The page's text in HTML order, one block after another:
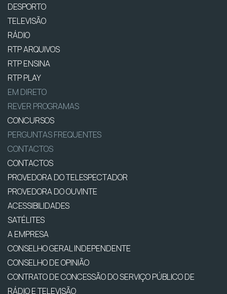
DESPORTO
TELEVISÃO
RÁDIO
RTP ARQUIVOS
RTP ENSINA
RTP PLAY
EM DIRETO
REVER PROGRAMAS
CONCURSOS
PERGUNTAS FREQUENTES
CONTACTOS
CONTACTOS
PROVEDORA DO TELESPECTADOR
PROVEDORA DO OUVINTE
ACESSIBILIDADES
SATÉLITES
A EMPRESA
CONSELHO GERAL INDEPENDENTE
CONSELHO DE OPINIÃO
CONTRATO DE CONCESSÃO DO SERVIÇO PÚBLICO DE
RÁDIO E TELEVISÃO